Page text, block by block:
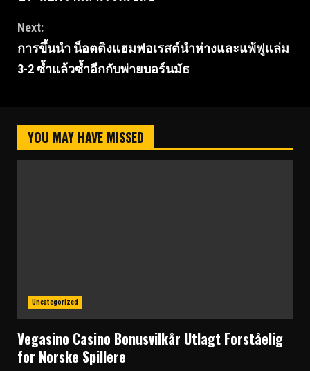
Next:
การขึ้นนำ น็อตติงแฮมฟอเรสต์นำห่างและแพ้ฟูแล่ม
3-2 ซ้ำแล้วซ้ำอีกกับพ่ายบอร์นมัธ
YOU MAY HAVE MISSED
Uncategorized
Vegasino Casino Bonusvilkår Utlagt Forståelig
for Norske Spillere